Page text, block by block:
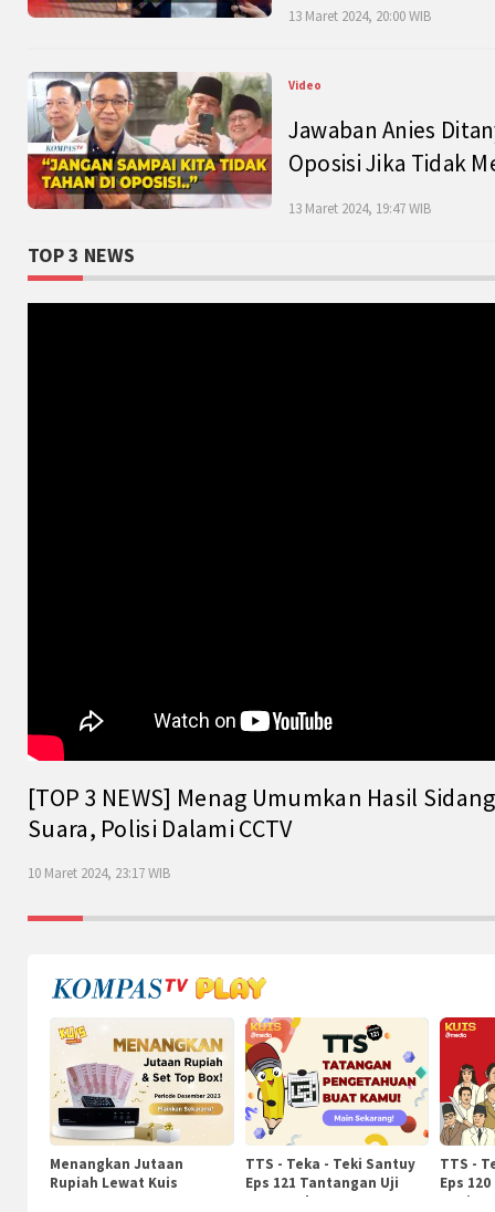
13 Maret 2024, 20:00 WIB
Video
Jawaban Anies
Oposisi Jika Tidak
13 Maret 2024, 19:47 WIB
TOP 3 NEWS
[TOP 3 NEWS] Menag Umumkan Hasil
Suara, Polisi Dalami CCTV
10 Maret 2024, 23:17 WIB
Menangkan Jutaan
Rupiah Lewat Kuis
TTS - Teka - Teki Santuy
Eps 121 Tantangan Uji
Pengetahuan
TTS -
Eps